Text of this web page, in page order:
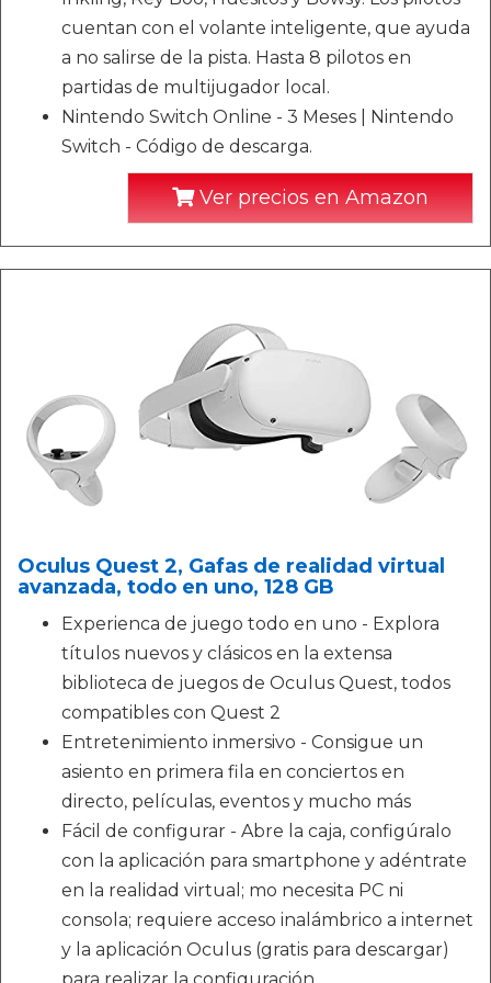
cuentan con el volante inteligente, que ayuda
a no salirse de la pista. Hasta 8 pilotos en
partidas de multijugador local.
Nintendo Switch Online - 3 Meses | Nintendo
Switch - Código de descarga.
Ver precios en Amazon
Oculus Quest 2, Gafas de realidad virtual
avanzada, todo en uno, 128 GB
Experienca de juego todo en uno - Explora
títulos nuevos y clásicos en la extensa
biblioteca de juegos de Oculus Quest, todos
compatibles con Quest 2
Entretenimiento inmersivo - Consigue un
asiento en primera fila en conciertos en
directo, películas, eventos y mucho más
Fácil de configurar - Abre la caja, configúralo
con la aplicación para smartphone y adéntrate
en la realidad virtual; mo necesita PC ni
consola; requiere acceso inalámbrico a internet
y la aplicación Oculus (gratis para descargar)